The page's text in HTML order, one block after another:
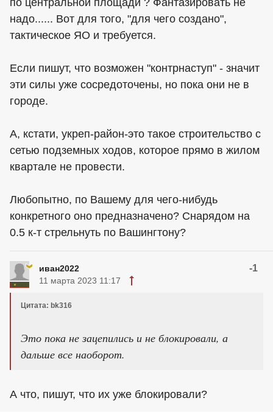
по центральной площади ? Фантазировать не
надо...... Вот для того, "для чего создано",
тактическое ЯО и требуется.
Если пишут, что возможен "контрнаступ" - значит
эти силы уже сосредоточены, но пока они не в
городе.
А, кстати, укреп-район-это такое строительство с
сетью подземных ходов, которое прямо в жилом
квартале не провести.
Любопытно, по Вашему для чего-нибудь
конкретного оно предназначено? Снарядом на
0.5 к-т стрельнуть по Вашингтону?
иван2022 -1
11 марта 2023 11:17
Цитата: bk316
Это пока не зацепились и не блокировали, а
дальше все наоборот.
А что, пишут, что их уже блокировали?